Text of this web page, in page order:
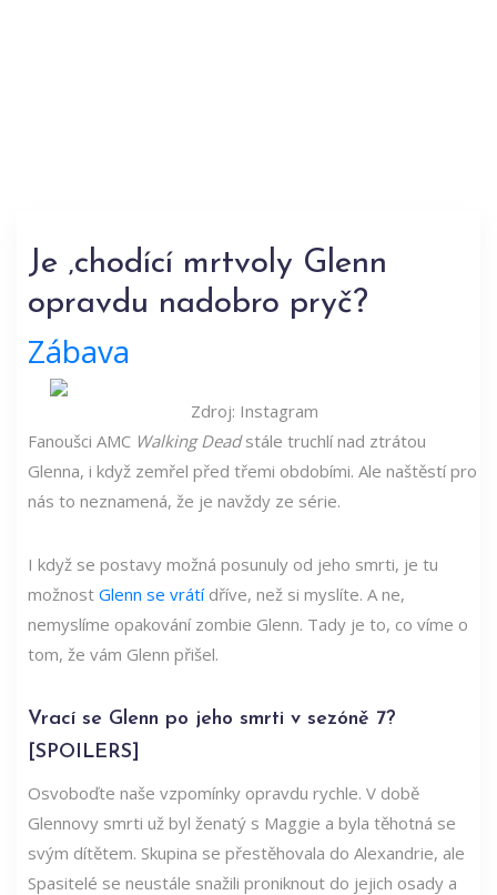
Je ‚chodící mrtvoly Glenn
opravdu nadobro pryč?
Zábava
Zdroj: Instagram
Fanoušci AMC Walking Dead stále truchlí nad ztrátou
Glenna, i když zemřel před třemi obdobími. Ale naštěstí pro
nás to neznamená, že je navždy ze série.
I když se postavy možná posunuly od jeho smrti, je tu
možnost Glenn se vrátídříve, než si myslíte. A ne,
nemyslíme opakování zombie Glenn. Tady je to, co víme o
tom, že vám Glenn přišel.
Vrací se Glenn po jeho smrti v sezóně 7?
[SPOILERS]
Osvoboďte naše vzpomínky opravdu rychle. V době
Glennovy smrti už byl ženatý s Maggie a byla těhotná se
svým dítětem. Skupina se přestěhovala do Alexandrie, ale
Spasitelé se neustále snažili proniknout do jejich osady a